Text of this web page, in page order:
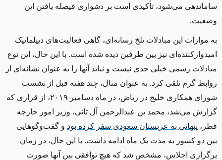
ساماندهی می‌شود، تأکیدی است بر دشواری فیصله یافتن این
وضعیت.
به موازات این مبادلات تلخ رسانه‌ای، گاهی فعالیت‌های دیپلماتیک
امیدوارکننده‌ای نیز بین طرفین دیده شده است. با این حال، این نوع
مبادلات رسمی خیلی جدی نیست و نباید آنها را به عنوان نشانه‌ای از
روابط گرم تلقی کرد. به عنوان مثال، چند هفته قبل از نشست
شورای همکاری خلیج در ریاض، در ماه دسامبر ۲۰۱۹، از قراری که
گزارش می‌شد، محمد بن عبدالرحمن آل ثانی، وزیر امور خارجه
قطر، پنهانی به عربستان سعودی سفر کرده بود و گفت‌وگوهایی
بین دو کشور به مدت یک ماه ادامه داشت. با این حال، در زمان
برگزاری اجلاس، مشخص شد كه هیچ توافقی بین آنها صورت